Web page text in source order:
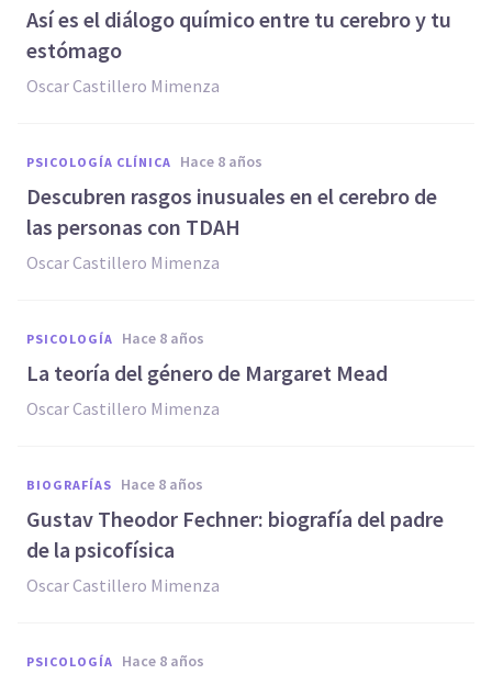
Así es el diálogo químico entre tu cerebro y tu
estómago
Oscar Castillero Mimenza
PSICOLOGÍA CLÍNICA hace 8 años
Descubren rasgos inusuales en el cerebro de
las personas con TDAH
Oscar Castillero Mimenza
PSICOLOGÍA hace 8 años
La teoría del género de Margaret Mead
Oscar Castillero Mimenza
BIOGRAFÍAS hace 8 años
Gustav Theodor Fechner: biografía del padre
de la psicofísica
Oscar Castillero Mimenza
PSICOLOGÍA hace 8 años